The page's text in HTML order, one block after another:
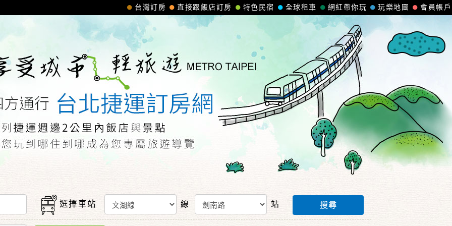
會員帳戶
玩樂地圖
網紅帶你玩
全球租車
特色民宿
直接跟飯店訂房
台灣訂房
選擇車站 線 站 搜尋